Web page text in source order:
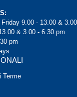
9.00 - 13.00 &
& 3.00 - 6.30 pm
pm
Terme